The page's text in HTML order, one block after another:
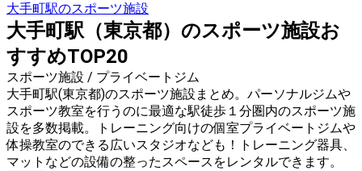
大手町駅のスポーツ施設
大手町駅（東京都）のスポーツ施設お
すすめTOP20
スポーツ施設 / プライベートジム
大手町駅(東京都)のスポーツ施設まとめ。パーソナルジムや
スポーツ教室を行うのに最適な駅徒歩１分圏内のスポーツ施
設を多数掲載。トレーニング向けの個室プライベートジムや
体操教室のできる広いスタジオなども！トレーニング器具、
マットなどの設備の整ったスペースをレンタルできます。